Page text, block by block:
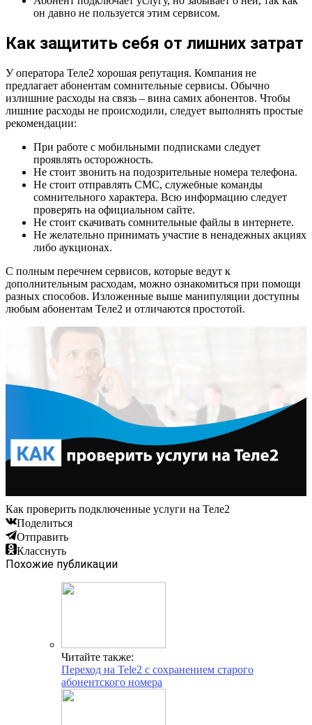
он давно не пользуется этим сервисом.
Как защитить себя от лишних затрат
У оператора Теле2 хорошая репутация. Компания не
предлагает абонентам сомнительные сервисы. Обычно
излишние расходы на связь – вина самих абонентов. Чтобы
лишние расходы не происходили, следует выполнять простые
рекомендации:
При работе с мобильными подписками следует
проявлять осторожность.
Не стоит звонить на подозрительные номера телефона.
Не стоит отправлять СМС, служебные команды
сомнительного характера. Всю информацию следует
проверять на официальном сайте.
Не стоит скачивать сомнительные файлы в интернете.
Не желательно принимать участие в ненадежных акциях
либо аукционах.
С полным перечнем сервисов, которые ведут к
дополнительным расходам, можно ознакомиться при помощи
разных способов. Изложенные выше манипуляции доступны
любым абонентам Теле2 и отличаются простотой.
Как проверить подключенные услуги на Теле2
Поделиться
Отправить
Класснуть
Похожие публикации
Читайте также:
Переход на Tele2 с сохранением старого
абонентского номера